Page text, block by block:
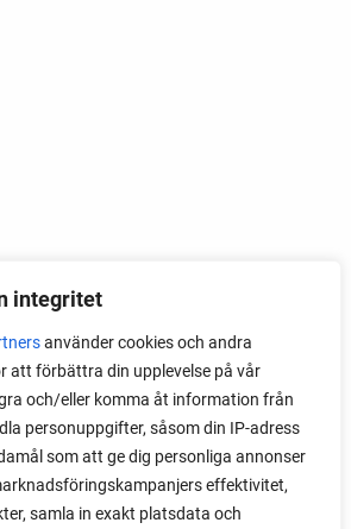
integritet
använder cookies och andra
att förbättra din upplevelse på vår
och/eller komma åt information från
personuppgifter, såsom din IP-adress
som att ge dig personliga annonser
effektivitet,
samla in exakt platsdata och